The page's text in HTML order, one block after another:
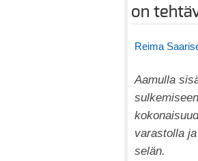
on
Reima
Aamulla
varastolla
selän.